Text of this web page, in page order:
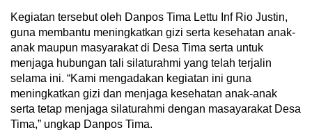
Kegiatan tersebut oleh Danpos Tima Lettu Inf Rio Justin,
guna membantu meningkatkan gizi serta kesehatan anak-
anak maupun masyarakat di Desa Tima serta untuk
menjaga hubungan tali silaturahmi yang telah terjalin
selama ini. “Kami mengadakan kegiatan ini guna
meningkatkan gizi dan menjaga kesehatan anak-anak
serta tetap menjaga silaturahmi dengan masayarakat Desa
Tima,” ungkap Danpos Tima.